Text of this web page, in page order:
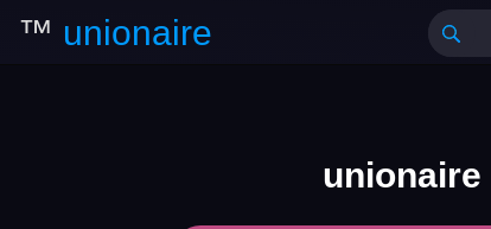
unionaire
™